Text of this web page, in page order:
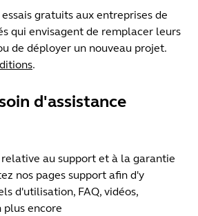
gratuits aux entreprises de
qui envisagent de remplacer leurs
de déployer un nouveau projet.
.
d'assistance
au support et à la garantie
nos pages support afin d'y
d'utilisation, FAQ, vidéos,
plus encore